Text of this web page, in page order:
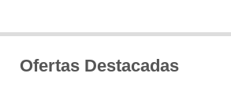
Ofertas Destacadas